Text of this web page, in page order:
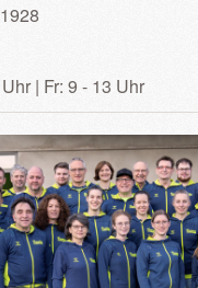
| Fr: 9 - 13 Uhr